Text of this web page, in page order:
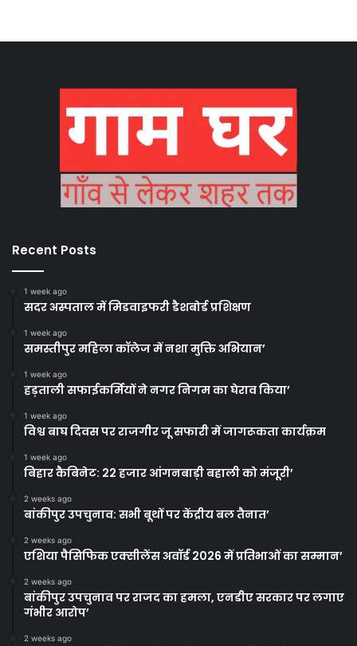
Recent Posts
1 week ago
सदर अस्पताल में मिडवाइफरी डैशबोर्ड प्रशिक्षण
1 week ago
समस्तीपुर महिला कॉलेज में नशा मुक्ति अभियान’
1 week ago
हड़ताली सफाईकर्मियों ने नगर निगम का घेराव किया’
1 week ago
विश्व बाघ दिवस पर राजगीर जू सफारी में जागरूकता कार्यक्रम
1 week ago
बिहार कैबिनेट: 22 हजार आंगनबाड़ी बहाली को मंजूरी’
2 weeks ago
बांकीपुर उपचुनाव: सभी बूथों पर केंद्रीय बल तैनात’
2 weeks ago
एशिया पैसिफिक एक्सीलेंस अवॉर्ड 2026 में प्रतिभाओं का सम्मान’
2 weeks ago
बांकीपुर उपचुनाव पर राजद का हमला, एनडीए सरकार पर लगाए
गंभीर आरोप’
2 weeks ago